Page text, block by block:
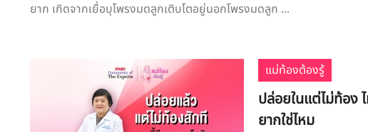
ยาก เกิดจากเยื่อบุโพรงมดลูกเติบโตอยู่นอกโพรงมดลูก ...
แม่ท้องต้องรู้
ปล่อยในแต่ไม่ท้อง
ยากใช่ไหม